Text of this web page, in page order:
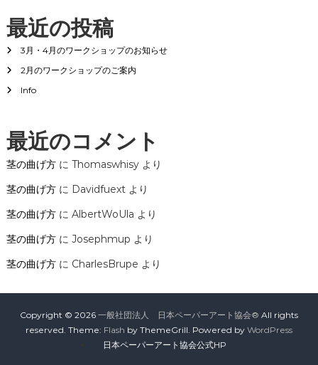
ー
シ
ョ
最近の投稿
3月・4月のワークショップのお知らせ
2月のワークショップのご案内
Info
最近のコメント
茎の曲げ方に Thomaswhisyより
茎の曲げ方に Davidfuextより
茎の曲げ方に AlbertWoUla より
茎の曲げ方に Josephmup より
茎の曲げ方に CharlesBrupe より
Copyright © 2026 一般社団法人 日本ペーパーアート協会® All rights
reserved. Theme: Flash by ThemeGrill. Powered by WordPress
日本ペーパーアート協会公式HP